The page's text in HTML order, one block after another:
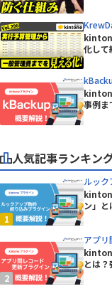
化して
事例ま
人気記事ランキン
ルック
ン」
アプリ
とは